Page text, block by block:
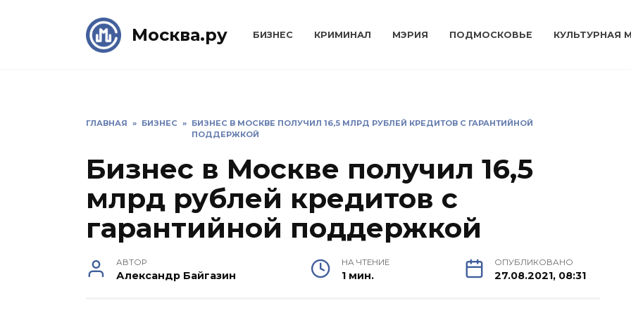
Москва.ру БИЗНЕС КРИМИНАЛ МЭРИЯ ПОДМОСКОВЬЕ КУЛЬТУРНАЯ
ГЛАВНАЯ » БИЗНЕС » БИЗНЕС В МОСКВЕ ПОЛУЧИЛ 16,5 МЛРД РУБЛЕЙ КРЕДИТОВ С ГАРАНТИЙНОЙ
ПОДДЕРЖКОЙ
Бизнес в Москве получил 16,5
млрд рублей кредитов с
гарантийной поддержкой
АВТОР
Александр Байгазин
НА ЧТЕНИЕ
1 мин.
ОПУБЛИКОВАНО
27.08.2021, 08:31